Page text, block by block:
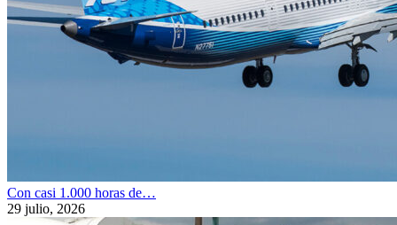
Con casi 1.000 horas de…
29 julio, 2026